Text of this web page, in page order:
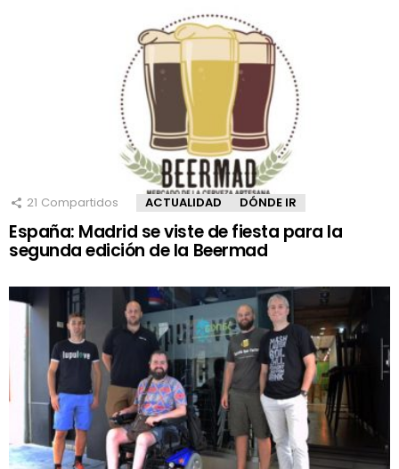
21 Compartidos ACTUALIDAD DÓNDE IR
España: Madrid se viste de fiesta para la
segunda edición de la Beermad